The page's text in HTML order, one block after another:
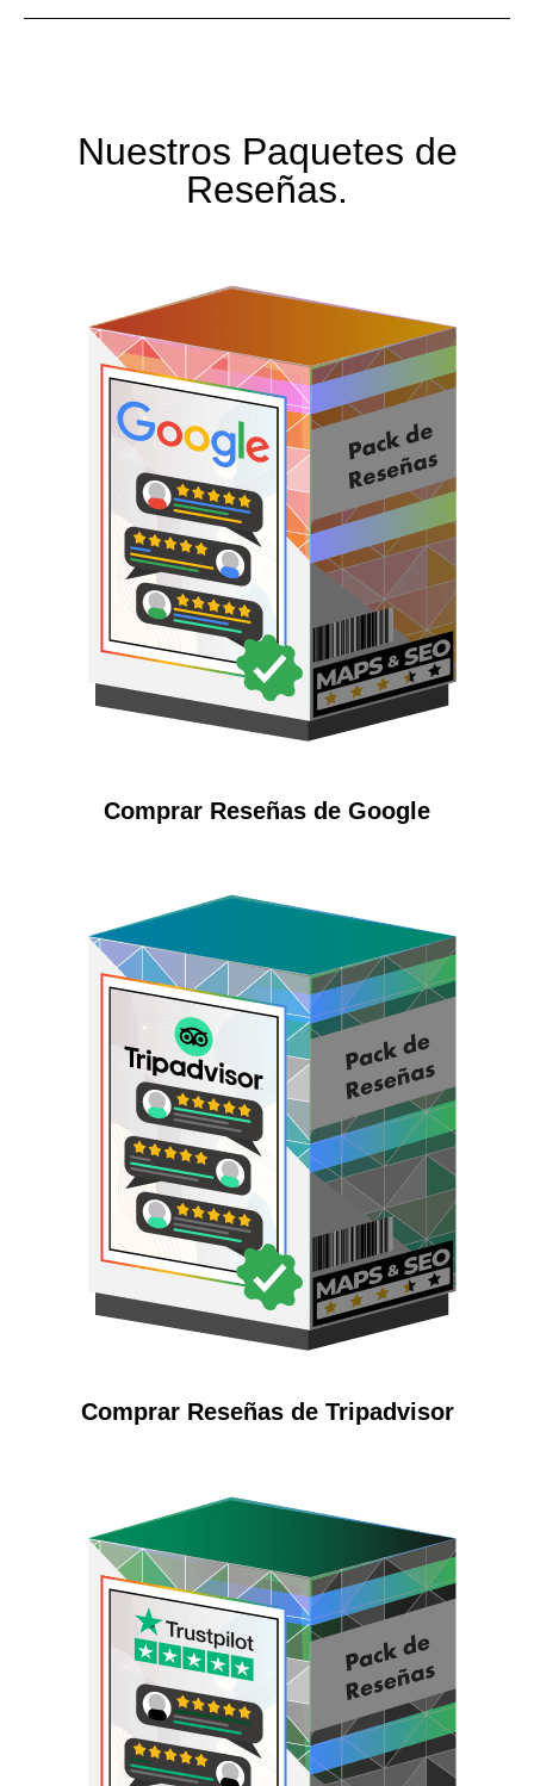
Nuestros Paquetes de
Reseñas.
Comprar Reseñas de Google
Comprar Reseñas de Tripadvisor